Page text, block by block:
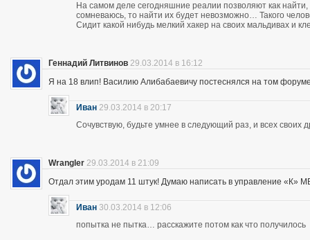
На самом деле сегодняшние реалии позволяют как
сомневаюсь, то найти их будет невозможно… Такого
Сидит какой нибудь мелкий хакер на своих мальдивах и
Геннадий Литвинов 29.03.2014 в 16:12
Я на 18 влип! Василию Алибабаевичу постеснялся на том
Иван 29.03.2014 в 20:17
Сочувствую, будьте умнее в следующий раз, и всех своих
Wrangler 29.03.2014 в 21:09
Отдал этим уродам 11 штук! Думаю написать в управление «К»
Иван 30.03.2014 в 12:06
попытка не пытка… расскажите потом как что получилось